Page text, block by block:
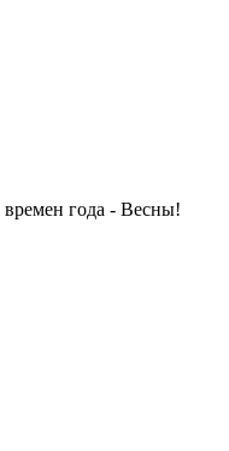
года - Весны!